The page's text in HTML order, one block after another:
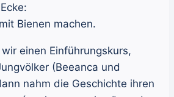
Bienen machen.
einen Einführungskurs,
(Beeanca und
nahm die Geschichte ihren